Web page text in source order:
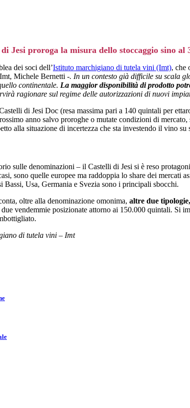
Jesi proroga la misura dello stoccaggio sino
dei soci dell’Istituto marchigiano di tutela vini (Imt), che
Michele Bernetti -. In un contesto già difficile su scala
continentale. La maggior disponibilità di prodotto
ragionare sul regime delle autorizzazioni di nuovi
di Jesi Doc (resa massima pari a 140 quintali per
anno salvo proroghe o mutate condizioni di
alla situazione di incertezza che sta investendo il vino su
sulle denominazioni – il Castelli di Jesi si è reso
sono quelle europee ma raddoppia lo share dei
Bassi, Usa, Germania e Svezia sono i principali sbocchi.
oltre alla denominazione omonima, altre due
vendemmie posizionate attorno ai 150.000 quintali. Si
di tutela vini – Imt